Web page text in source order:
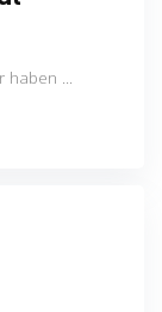
haben ...